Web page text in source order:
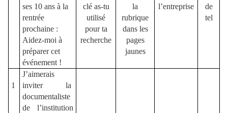
ses 10 ans à la
rentrée
prochaine :
Aidez-moi à
préparer cet
événement !
clé as-tu
utilisé
pour ta
recherche
la
rubrique
dans les
pages
jaunes
l’entreprise
de
tel
1
J’aimerais
inviter la
documentaliste
de l’institution